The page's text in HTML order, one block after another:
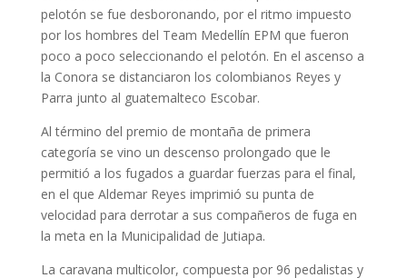
pelotón se fue desboronando, por el ritmo impuesto
por los hombres del Team Medellín EPM que fueron
poco a poco seleccionando el pelotón. En el ascenso a
la Conora se distanciaron los colombianos Reyes y
Parra junto al guatemalteco Escobar.
Al término del premio de montaña de primera
categoría se vino un descenso prolongado que le
permitió a los fugados a guardar fuerzas para el final,
en el que Aldemar Reyes imprimió su punta de
velocidad para derrotar a sus compañeros de fuga en
la meta en la Municipalidad de Jutiapa.
La caravana multicolor, compuesta por 96 pedalistas y